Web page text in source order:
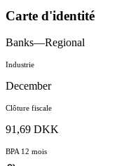
Carte d'identité
Banks—Regional
Industrie
December
Clôture fiscale
91,69 DKK
BPA 12 mois